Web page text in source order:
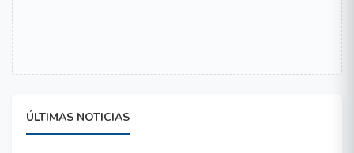
ÚLTIMAS NOTICIAS